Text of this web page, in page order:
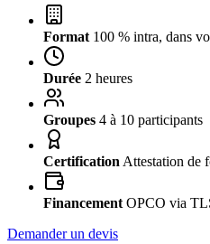
Format 100 % intra, dans
Durée 2 heures
Groupes 4 à 10 participants
Certification Attestation de
Financement OPCO via
Demander un devis